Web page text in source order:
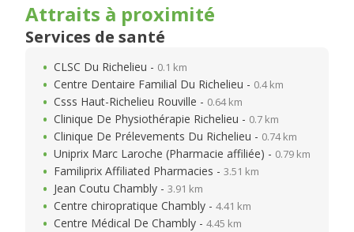
Attraits à proximité
Services de santé
CLSC Du Richelieu - 0.1 km
Centre Dentaire Familial Du Richelieu - 0.4 km
Csss Haut-Richelieu Rouville - 0.64 km
Clinique De Physiothérapie Richelieu - 0.7 km
Clinique De Prélevements Du Richelieu - 0.74 km
Uniprix Marc Laroche (Pharmacie affiliée) - 0.79 km
Familiprix Affiliated Pharmacies - 3.51 km
Jean Coutu Chambly - 3.91 km
Centre chiropratique Chambly - 4.41 km
Centre Médical De Chambly - 4.45 km